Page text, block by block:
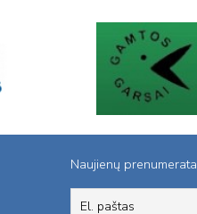
Naujienų prenumerata